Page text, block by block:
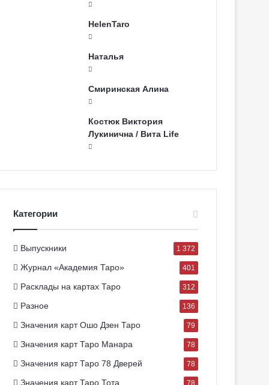
HelenTaro
Наталья
Смиринская Алина
Костюк Виктория
Лукинична / Вита Life
Категории
Выпускники 1 372
Журнал «Академия Таро» 401
Расклады на картах Таро 312
Разное 136
Значения карт Ошо Дзен Таро 79
Значения карт Таро Манара 78
Значения карт Таро 78 Дверей 78
Значения карт Таро Тота 78